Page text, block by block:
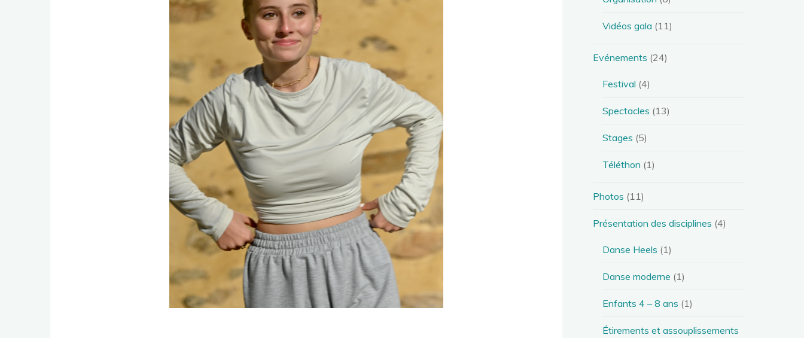
Vidéos gala (11)
Evénements (24)
Festival (4)
Spectacles (13)
Stages (5)
Téléthon (1)
Photos (11)
Présentation des disciplines (4)
Danse Heels (1)
Danse moderne (1)
Enfants 4 – 8 ans (1)
Étirements et assouplissements